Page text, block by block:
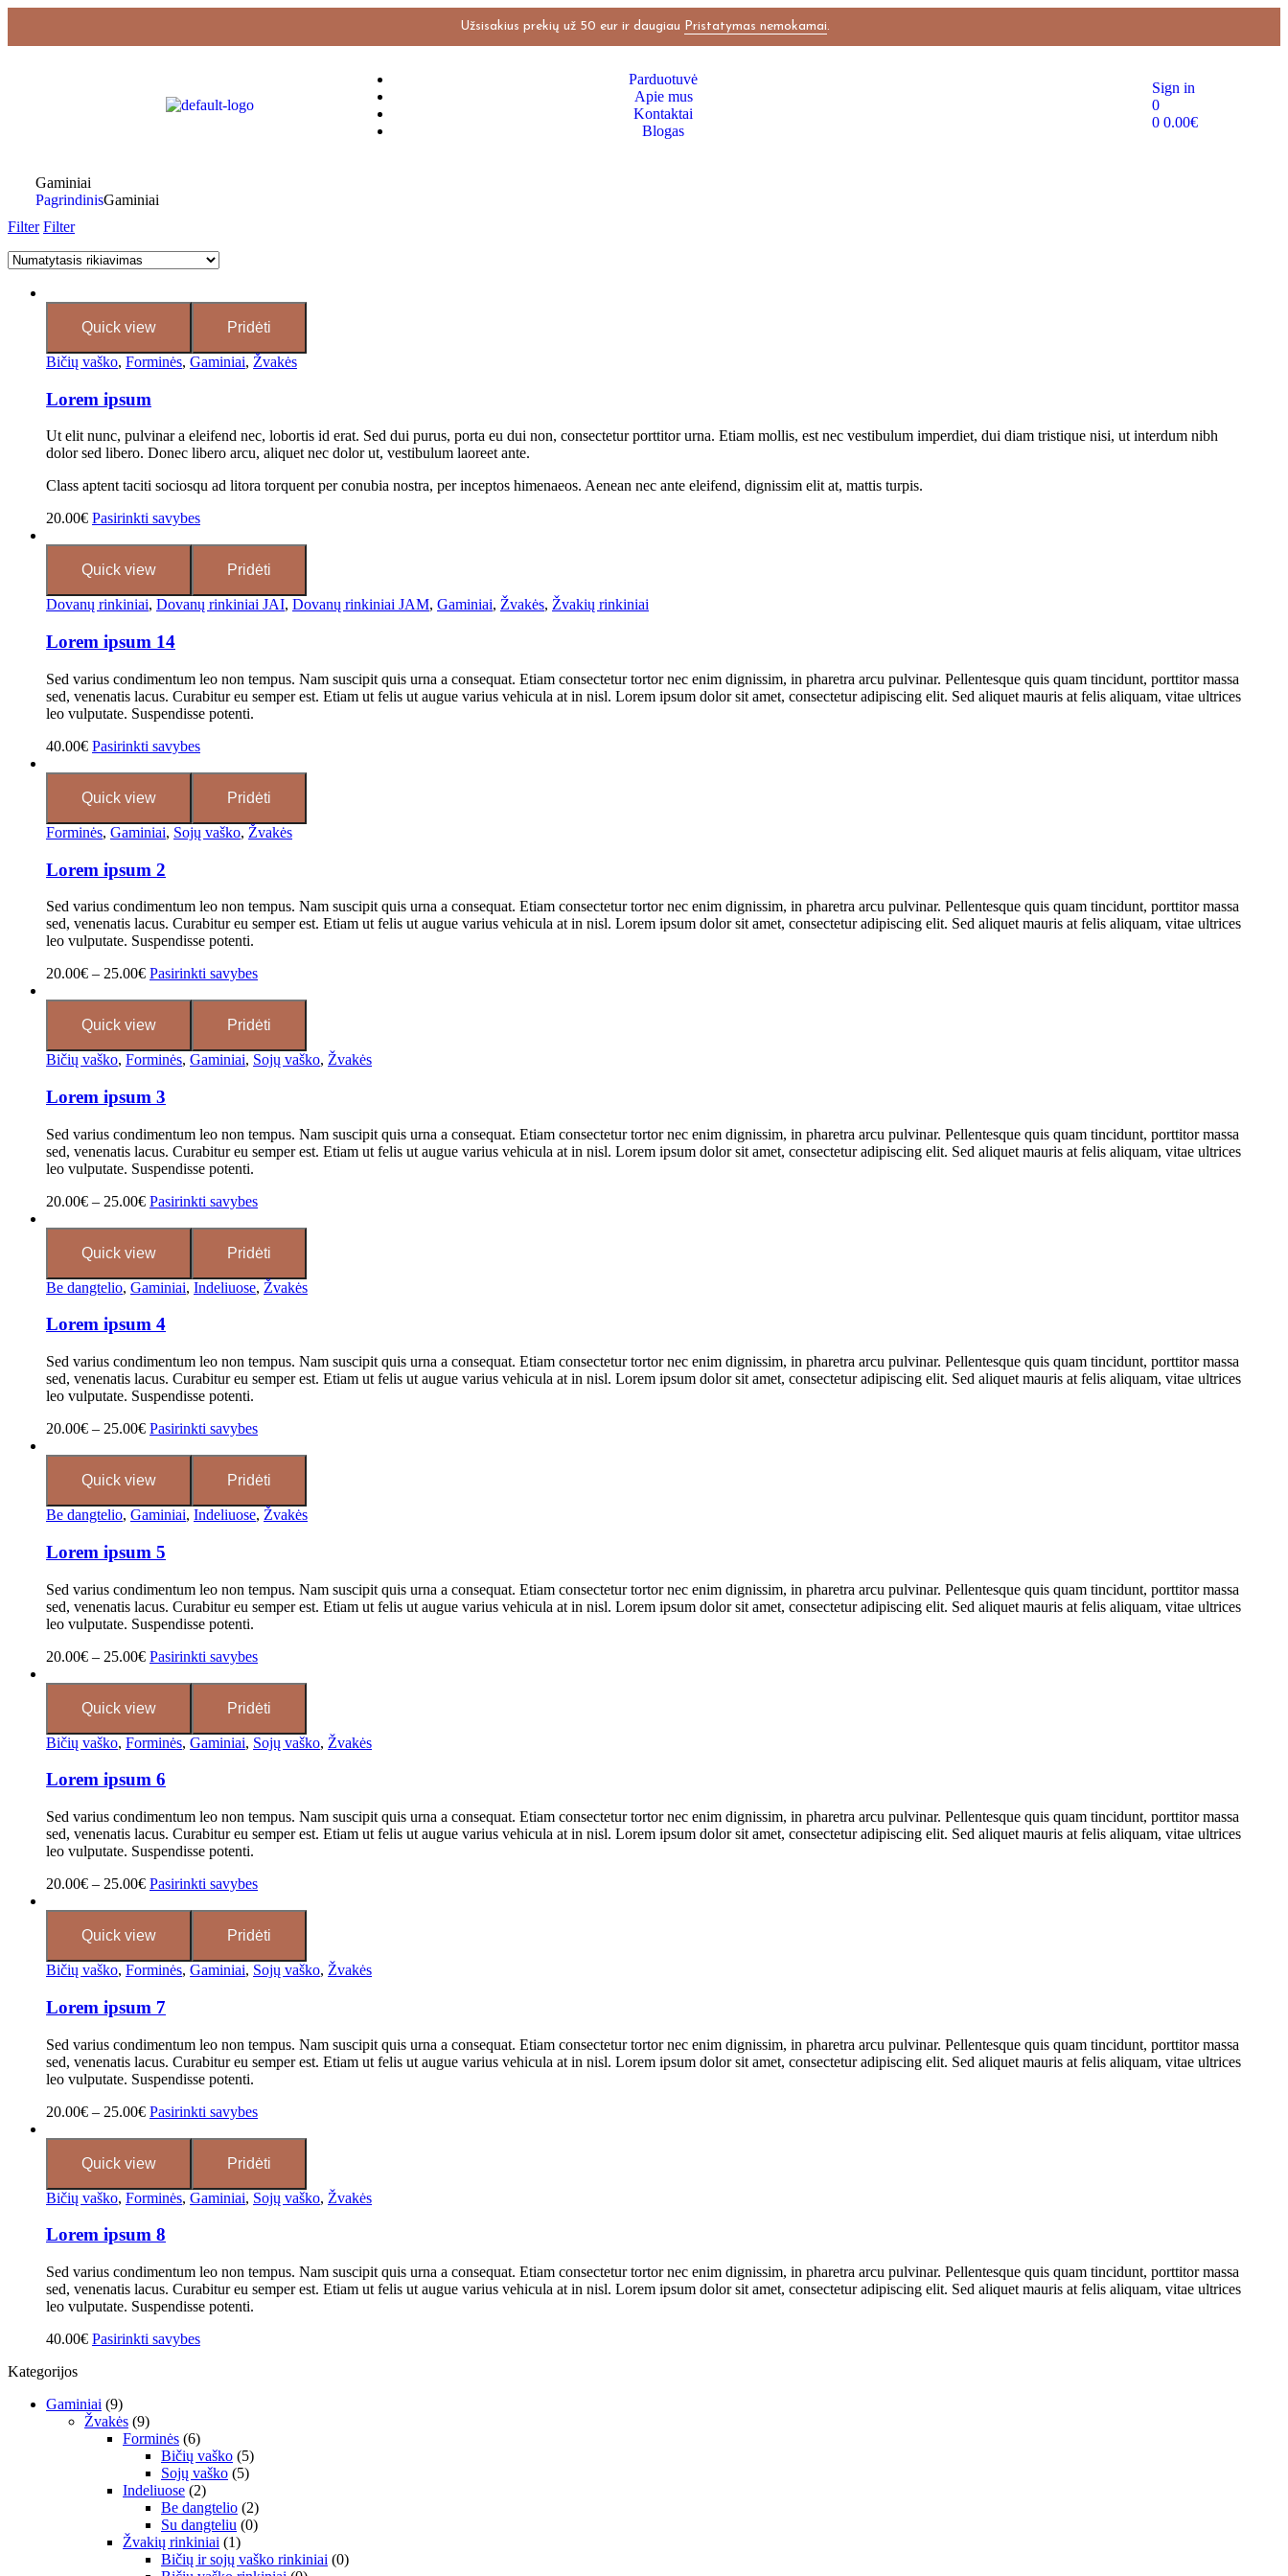
Užsisakius prekių už 50 eur ir daugiau Pristatymas nemokamai.
Parduotuvė
Apie mus
Kontaktai
Blogas
Sign in
0
0 0.00€
Gaminiai
PagrindinisGaminiai
Filter Filter
Quick view Pridėti
Bičių vaško, Forminės, Gaminiai, Žvakės
Lorem ipsum
Ut elit nunc, pulvinar a eleifend nec, lobortis id erat. Sed dui purus, porta eu dui non, consectetur porttitor urna. Etiam mollis, est nec vestibulum imperdiet, dui diam tristique nisi, ut interdum nibh
dolor sed libero. Donec libero arcu, aliquet nec dolor ut, vestibulum laoreet ante.
Class aptent taciti sociosqu ad litora torquent per conubia nostra, per inceptos himenaeos. Aenean nec ante eleifend, dignissim elit at, mattis turpis.
20.00€ Pasirinkti savybes
Quick view Pridėti
Dovanų rinkiniai, Dovanų rinkiniai JAI, Dovanų rinkiniai JAM, Gaminiai, Žvakės, Žvakių rinkiniai
Lorem ipsum 14
Sed varius condimentum leo non tempus. Nam suscipit quis urna a consequat. Etiam consectetur tortor nec enim dignissim, in pharetra arcu pulvinar. Pellentesque quis quam tincidunt, porttitor massa
sed, venenatis lacus. Curabitur eu semper est. Etiam ut felis ut augue varius vehicula at in nisl. Lorem ipsum dolor sit amet, consectetur adipiscing elit. Sed aliquet mauris at felis aliquam, vitae ultrices
leo vulputate. Suspendisse potenti.
40.00€ Pasirinkti savybes
Quick view Pridėti
Forminės, Gaminiai, Sojų vaško, Žvakės
Lorem ipsum 2
Sed varius condimentum leo non tempus. Nam suscipit quis urna a consequat. Etiam consectetur tortor nec enim dignissim, in pharetra arcu pulvinar. Pellentesque quis quam tincidunt, porttitor massa
sed, venenatis lacus. Curabitur eu semper est. Etiam ut felis ut augue varius vehicula at in nisl. Lorem ipsum dolor sit amet, consectetur adipiscing elit. Sed aliquet mauris at felis aliquam, vitae ultrices
leo vulputate. Suspendisse potenti.
20.00€ – 25.00€ Pasirinkti savybes
Quick view Pridėti
Bičių vaško, Forminės, Gaminiai, Sojų vaško, Žvakės
Lorem ipsum 3
Sed varius condimentum leo non tempus. Nam suscipit quis urna a consequat. Etiam consectetur tortor nec enim dignissim, in pharetra arcu pulvinar. Pellentesque quis quam tincidunt, porttitor massa
sed, venenatis lacus. Curabitur eu semper est. Etiam ut felis ut augue varius vehicula at in nisl. Lorem ipsum dolor sit amet, consectetur adipiscing elit. Sed aliquet mauris at felis aliquam, vitae ultrices
leo vulputate. Suspendisse potenti.
20.00€ – 25.00€ Pasirinkti savybes
Quick view Pridėti
Be dangtelio, Gaminiai, Indeliuose, Žvakės
Lorem ipsum 4
Sed varius condimentum leo non tempus. Nam suscipit quis urna a consequat. Etiam consectetur tortor nec enim dignissim, in pharetra arcu pulvinar. Pellentesque quis quam tincidunt, porttitor massa
sed, venenatis lacus. Curabitur eu semper est. Etiam ut felis ut augue varius vehicula at in nisl. Lorem ipsum dolor sit amet, consectetur adipiscing elit. Sed aliquet mauris at felis aliquam, vitae ultrices
leo vulputate. Suspendisse potenti.
20.00€ – 25.00€ Pasirinkti savybes
Quick view Pridėti
Be dangtelio, Gaminiai, Indeliuose, Žvakės
Lorem ipsum 5
Sed varius condimentum leo non tempus. Nam suscipit quis urna a consequat. Etiam consectetur tortor nec enim dignissim, in pharetra arcu pulvinar. Pellentesque quis quam tincidunt, porttitor massa
sed, venenatis lacus. Curabitur eu semper est. Etiam ut felis ut augue varius vehicula at in nisl. Lorem ipsum dolor sit amet, consectetur adipiscing elit. Sed aliquet mauris at felis aliquam, vitae ultrices
leo vulputate. Suspendisse potenti.
20.00€ – 25.00€ Pasirinkti savybes
Quick view Pridėti
Bičių vaško, Forminės, Gaminiai, Sojų vaško, Žvakės
Lorem ipsum 6
Sed varius condimentum leo non tempus. Nam suscipit quis urna a consequat. Etiam consectetur tortor nec enim dignissim, in pharetra arcu pulvinar. Pellentesque quis quam tincidunt, porttitor massa
sed, venenatis lacus. Curabitur eu semper est. Etiam ut felis ut augue varius vehicula at in nisl. Lorem ipsum dolor sit amet, consectetur adipiscing elit. Sed aliquet mauris at felis aliquam, vitae ultrices
leo vulputate. Suspendisse potenti.
20.00€ – 25.00€ Pasirinkti savybes
Quick view Pridėti
Bičių vaško, Forminės, Gaminiai, Sojų vaško, Žvakės
Lorem ipsum 7
Sed varius condimentum leo non tempus. Nam suscipit quis urna a consequat. Etiam consectetur tortor nec enim dignissim, in pharetra arcu pulvinar. Pellentesque quis quam tincidunt, porttitor massa
sed, venenatis lacus. Curabitur eu semper est. Etiam ut felis ut augue varius vehicula at in nisl. Lorem ipsum dolor sit amet, consectetur adipiscing elit. Sed aliquet mauris at felis aliquam, vitae ultrices
leo vulputate. Suspendisse potenti.
20.00€ – 25.00€ Pasirinkti savybes
Quick view Pridėti
Bičių vaško, Forminės, Gaminiai, Sojų vaško, Žvakės
Lorem ipsum 8
Sed varius condimentum leo non tempus. Nam suscipit quis urna a consequat. Etiam consectetur tortor nec enim dignissim, in pharetra arcu pulvinar. Pellentesque quis quam tincidunt, porttitor massa
sed, venenatis lacus. Curabitur eu semper est. Etiam ut felis ut augue varius vehicula at in nisl. Lorem ipsum dolor sit amet, consectetur adipiscing elit. Sed aliquet mauris at felis aliquam, vitae ultrices
leo vulputate. Suspendisse potenti.
40.00€ Pasirinkti savybes
Kategorijos
Gaminiai (9)
Žvakės (9)
Forminės (6)
Bičių vaško (5)
Sojų vaško (5)
Indeliuose (2)
Be dangtelio (2)
Su dangteliu (0)
Žvakių rinkiniai (1)
Bičių ir sojų vaško rinkiniai (0)